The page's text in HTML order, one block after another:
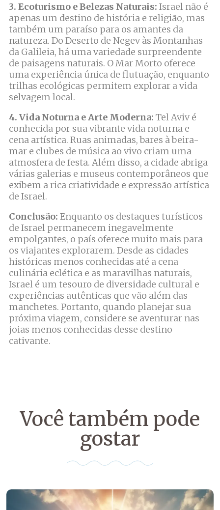
3. Ecoturismo e Belezas Naturais: Israel não é
apenas um destino de história e religião, mas
também um paraíso para os amantes da
natureza. Do Deserto de Negev às Montanhas
da Galileia, há uma variedade surpreendente
de paisagens naturais. O Mar Morto oferece
uma experiência única de flutuação, enquanto
trilhas ecológicas permitem explorar a vida
selvagem local.
4. Vida Noturna e Arte Moderna: Tel Aviv é
conhecida por sua vibrante vida noturna e
cena artística. Ruas animadas, bares à beira-
mar e clubes de música ao vivo criam uma
atmosfera de festa. Além disso, a cidade abriga
várias galerias e museus contemporâneos que
exibem a rica criatividade e expressão artística
de Israel.
Conclusão: Enquanto os destaques turísticos
de Israel permanecem inegavelmente
empolgantes, o país oferece muito mais para
os viajantes explorarem. Desde as cidades
históricas menos conhecidas até a cena
culinária eclética e as maravilhas naturais,
Israel é um tesouro de diversidade cultural e
experiências autênticas que vão além das
manchetes. Portanto, quando planejar sua
próxima viagem, considere se aventurar nas
joias menos conhecidas desse destino
cativante.
Você também pode
gostar